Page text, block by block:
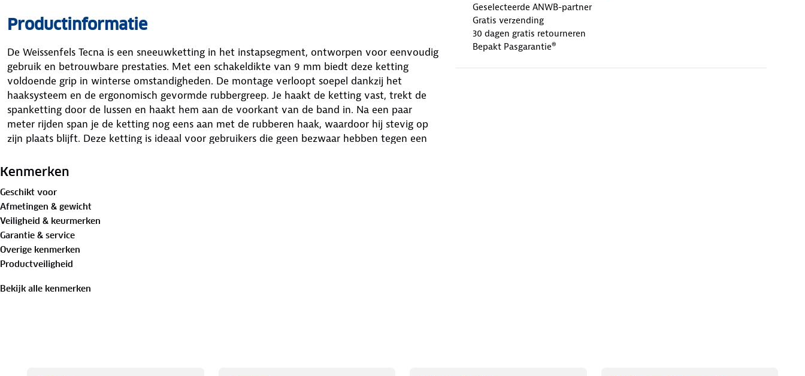
Geselecteerde ANWB-partner
Gratis verzending
30 dagen gratis retourneren
Bepakt Pasgarantie®
Productinformatie
De Weissenfels Tecna is een sneeuwketting in het instapsegment, ontworpen voor eenvoudig
gebruik en betrouwbare prestaties. Met een schakeldikte van 9 mm biedt deze ketting
voldoende grip in winterse omstandigheden. De montage verloopt soepel dankzij het
haaksysteem en de ergonomisch gevormde rubbergreep. Je haakt de ketting vast, trekt de
spanketting door de lussen en haakt hem aan de voorkant van de band in. Na een paar
meter rijden span je de ketting nog eens aan met de rubberen haak, waardoor hij stevig op
zijn plaats blijft. Deze ketting is ideaal voor gebruikers die geen bezwaar hebben tegen een
Over Weissenfels
Weissenfels staat bekend als de specialist in sneeuwkettingen. Hun kettingen zijn eenvoudig
te monteren, geschikt voor voertuigen met ABS en ESP, en bovendien betaalbaar. De TÜV-
goedkeuring op alle producten verzekert dat ze voldoen aan de wettelijke kwaliteitseisen en
veiligheid.
Kenmerken
Geschikt voor
Afmetingen & gewicht
Veiligheid & keurmerken
Garantie & service
Overige kenmerken
Productveiligheid
Bekijk alle kenmerken